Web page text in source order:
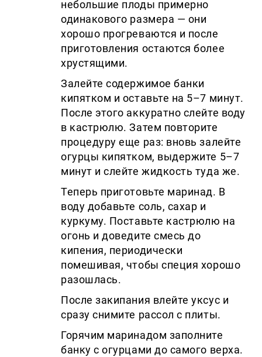
небольшие плоды примерно
одинакового размера — они
хорошо прогреваются и после
приготовления остаются более
хрустящими.
Залейте содержимое банки
кипятком и оставьте на 5–7 минут.
После этого аккуратно слейте воду
в кастрюлю. Затем повторите
процедуру еще раз: вновь залейте
огурцы кипятком, выдержите 5–7
минут и слейте жидкость туда же.
Теперь приготовьте маринад. В
воду добавьте соль, сахар и
куркуму. Поставьте кастрюлю на
огонь и доведите смесь до
кипения, периодически
помешивая, чтобы специя хорошо
разошлась.
После закипания влейте уксус и
сразу снимите рассол с плиты.
Горячим маринадом заполните
банку с огурцами до самого верха.